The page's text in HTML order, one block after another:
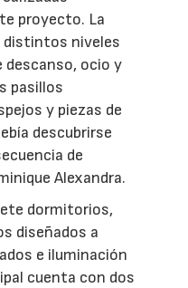
proyecto. La
distintos niveles
descanso, ocio y
pasillos
y piezas de
descubrirse
de
Alexandra.
dormitorios,
diseñados a
e iluminación
cuenta con dos